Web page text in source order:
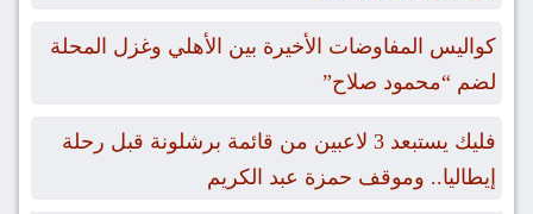
كواليس المفاوضات الأخيرة بين الأهلي وغزل المحلة
لضم “محمود صلاح”
فليك يستبعد 3 لاعبين من قائمة برشلونة قبل رحلة
إيطاليا.. وموقف حمزة عبد الكريم